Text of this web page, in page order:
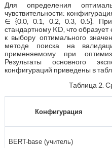
Для определения
чувствительности:
∈ {0.0, 0.1, 0.2, 0.3, 0.5}.
стандартному KD, что
к выбору оптимального
методе поиска на
применяемому при
Результаты основного
конфигураций приведены в
Таблица 2.
Конфигурация
BERT-base (учитель)